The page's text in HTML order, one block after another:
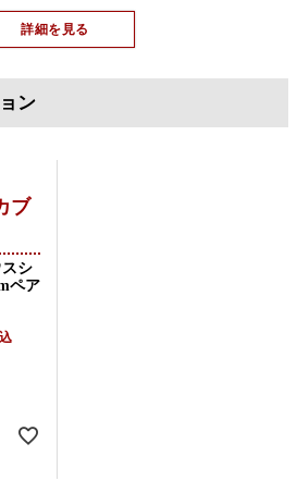
詳細を見る
ン
ブ
スシ
ペア